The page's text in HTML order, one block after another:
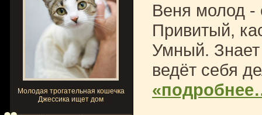
Молодая трогательная кошечка
Джессика ищет дом
Веня молод -
Привитый,
Умный.
ведёт себя